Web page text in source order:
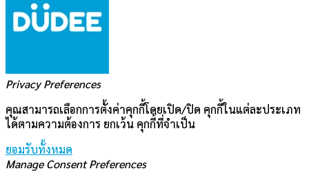
คุกกี้ที่จำเป็น
Always Active
เว็บไซต์ เพื่อให้คุณสามารถใช้ได้อย่างเป็นปกติ และเข้าชม
เว็บไซต์ คุณไม่สามารถปิดการทำงานของคุกกี้นี้ในระบบ
เว็บไซต์ของเราได้
คุกกี้สำหรับการวิเคราะห์
คุกกี้สำหรับการวิเคราะห์